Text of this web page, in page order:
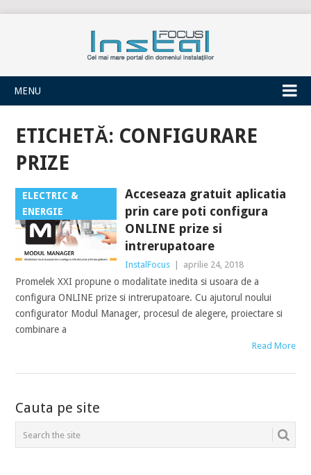
INSTALFOCUS
MENU
ETICHETĂ: CONFIGURARE
PRIZE
ELECTRIC &
ENERGIE
Acceseaza gratuit aplicatia
prin care poti configura
ONLINE prize si
intrerupatoare
InstalFocus aprilie 24, 2018
Promelek XXI propune o modalitate inedita si usoara de a
configura ONLINE prize si intrerupatoare. Cu ajutorul noului
configurator Modul Manager, procesul de alegere, proiectare si
combinare a
Read More
POSTS
NAVIGATION
Cauta pe site